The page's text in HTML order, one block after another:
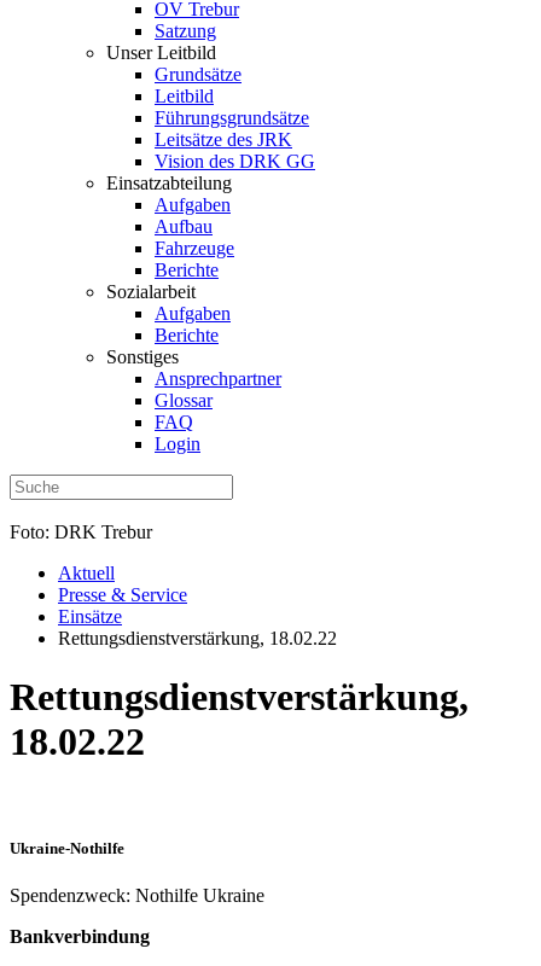
OV Trebur
Satzung
Unser Leitbild
Grundsätze
Leitbild
Führungsgrundsätze
Leitsätze des JRK
Vision des DRK GG
Einsatzabteilung
Aufgaben
Aufbau
Fahrzeuge
Berichte
Sozialarbeit
Aufgaben
Berichte
Sonstiges
Ansprechpartner
Glossar
FAQ
Login
Foto: DRK Trebur
Aktuell
Presse & Service
Einsätze
Rettungsdienstverstärkung, 18.02.22
Rettungsdienstverstärkung,
18.02.22
Ukraine-Nothilfe
Spendenzweck: Nothilfe Ukraine
Bankverbindung